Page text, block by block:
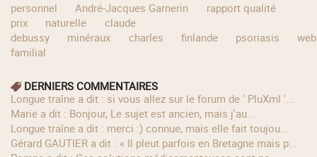
personnel
André-Jacques Garnerin
rapport qualité
prix
naturelle
claude
debussy
minéraux charles finlande psoriasis
familial
DERNIERS COMMENTAIRES
longue traîne a dit : si vous allez sur le forum de ' PluXml '...
Marie a dit : Bonjour, Le sujet est ancien, mais j'au...
longue traîne a dit : merci :) connue, mais elle fait toujou...
Gérard GAUTIER a dit : « Il pleut parfois en Bretagne mais p...